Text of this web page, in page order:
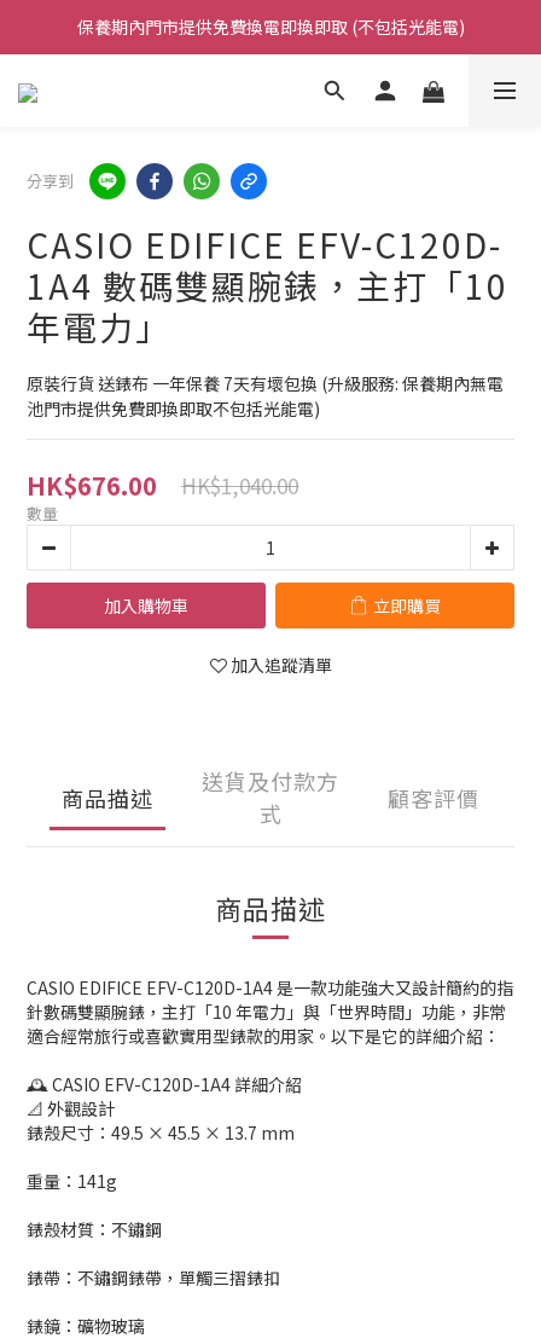
凡購買任何產品滿$500免運費（香港/澳門）
保養期內門市提供免費換電即換即取 (不包括光能電)
凡購買任何產品滿$500免運費（香港/澳門）
分享到
CASIO EDIFICE EFV-C120D-
1A4 數碼雙顯腕錶，主打「10
年電力」
原裝行貨 送錶布 一年保養 7天有壞包換 (升級服務: 保養期內無電
池門市提供免費即換即取不包括光能電)
HK$676.00 HK$1,040.00
數量
加入購物車 立即購買
加入追蹤清單
商品描述
送貨及付款方
式
顧客評價
商品描述
CASIO EDIFICE EFV-C120D-1A4 是一款功能強大又設計簡約的指
針數碼雙顯腕錶，主打「10 年電力」與「世界時間」功能，非常
適合經常旅行或喜歡實用型錶款的用家。以下是它的詳細介紹：
🕰️ CASIO EFV-C120D-1A4 詳細介紹
📐 外觀設計
錶殼尺寸：49.5 × 45.5 × 13.7 mm
重量：141g
錶殼材質：不鏽鋼
錶帶：不鏽鋼錶帶，單觸三摺錶扣
錶鏡：礦物玻璃